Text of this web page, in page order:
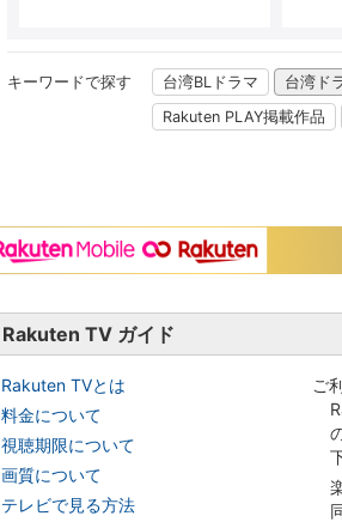
キーワードで探す 台湾BLドラマ 台湾ド
Rakuten PLAY掲載作品
Rakuten TV ガイド
Rakuten TVとは
料金について
視聴期限について
画質について
テレビで見る方法
ご